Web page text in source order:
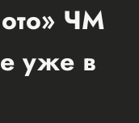
ЧМ
уже в